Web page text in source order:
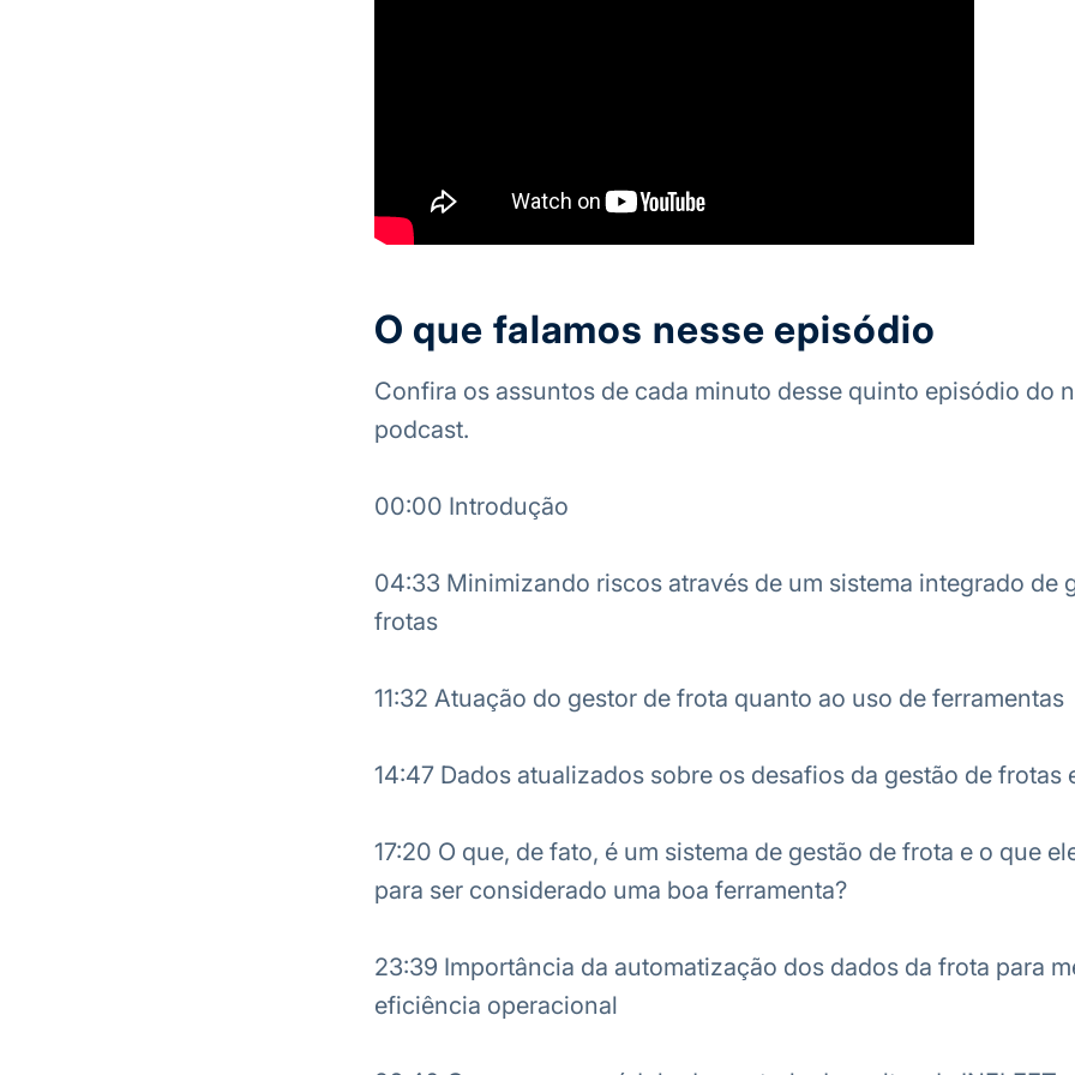
O que falamos nesse episódio
Confira os assuntos de cada minuto desse quinto episódio do
podcast.
00:00 Introdução
04:33 Minimizando riscos através de um sistema integrado de
frotas
11:32 Atuação do gestor de frota quanto ao uso de ferramentas
14:47 Dados atualizados sobre os desafios da gestão de frotas
17:20 O que, de fato, é um sistema de gestão de frota e o que
para ser considerado uma boa ferramenta?
23:39 Importância da automatização dos dados da frota para
eficiência operacional